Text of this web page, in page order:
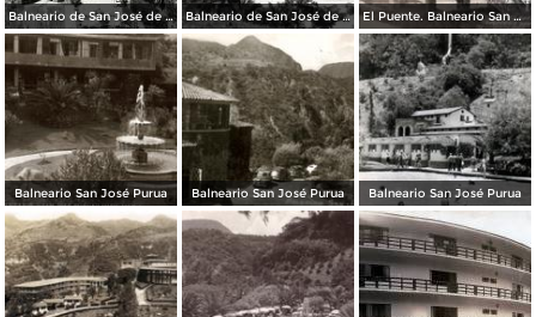
Balneario de San José de Purúa Balneario de San José de Purúa El Puente. Balneario San José Purua
Balneario San José Purua Balneario San José Purua Balneario San José Purua